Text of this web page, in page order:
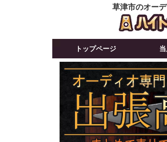
草津市のオー
トップページ